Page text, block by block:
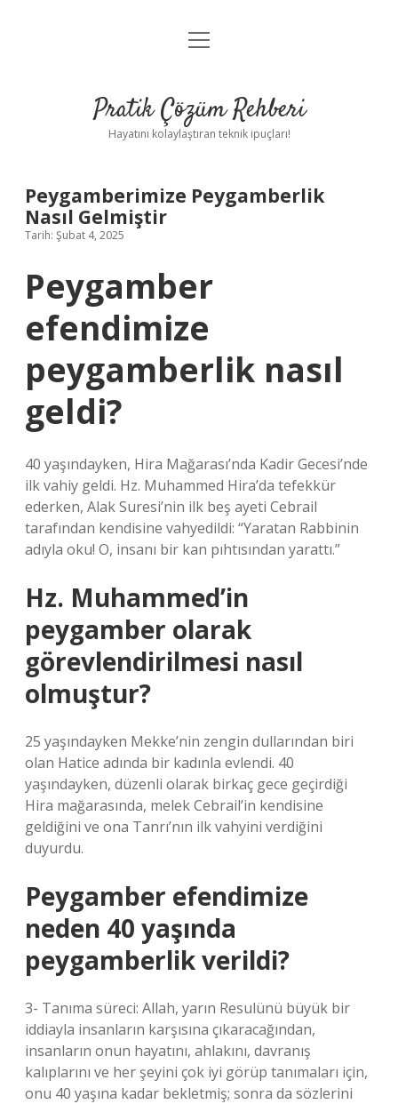
Anasayfa
Yasal Uyarı
menüyü
Pratik Çözüm Rehberi
Hayatını kolaylaştıran teknik ipuçları!
Peygamberimize Peygamberlik
Nasıl Gelmiştir
Tarih: Şubat 4, 2025
Peygamber
efendimize
peygamberlik nasıl
geldi?
40 yaşındayken, Hira Mağarası’nda Kadir Gecesi’nde
ilk vahiy geldi. Hz. Muhammed Hira’da tefekkür
ederken, Alak Suresi’nin ilk beş ayeti Cebrail
tarafından kendisine vahyedildi: “Yaratan Rabbinin
adıyla oku! O, insanı bir kan pıhtısından yarattı.”
Hz. Muhammed’in
peygamber olarak
görevlendirilmesi nasıl
olmuştur?
25 yaşındayken Mekke’nin zengin dullarından biri
olan Hatice adında bir kadınla evlendi. 40
yaşındayken, düzenli olarak birkaç gece geçirdiği
Hira mağarasında, melek Cebrail’in kendisine
geldiğini ve ona Tanrı’nın ilk vahyini verdiğini
duyurdu.
Peygamber efendimize
neden 40 yaşında
peygamberlik verildi?
3- Tanıma süreci: Allah, yarın Resulünü büyük bir
iddiayla insanların karşısına çıkaracağından,
insanların onun hayatını, ahlakını, davranış
kalıplarını ve her şeyini çok iyi görüp tanımaları için,
onu 40 yaşına kadar bekletmiş; sonra da sözlerini